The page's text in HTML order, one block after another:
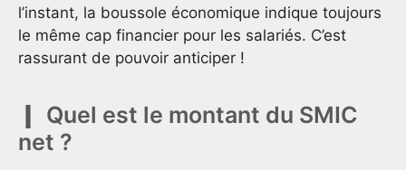
l’instant, la boussole économique indique toujours
le même cap financier pour les salariés. C’est
rassurant de pouvoir anticiper !
Quel est le montant du SMIC
net ?